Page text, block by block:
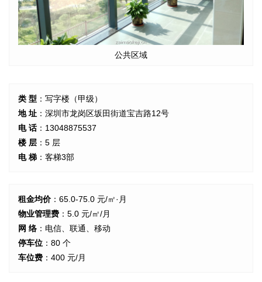
公共区域
类 型 ：写字楼（甲级）
地 址 ：深圳市龙岗区坂田街道宝吉路12号
电 话：13048875537
楼 层 ：5 层
电 梯 ：客梯3部
租金均价：65.0-75.0 元/㎡·月
物业管理费 ：5.0 元/㎡/月
网 络 ：电信、联通、移动
停车位 ：80 个
车位费 ：400 元/月